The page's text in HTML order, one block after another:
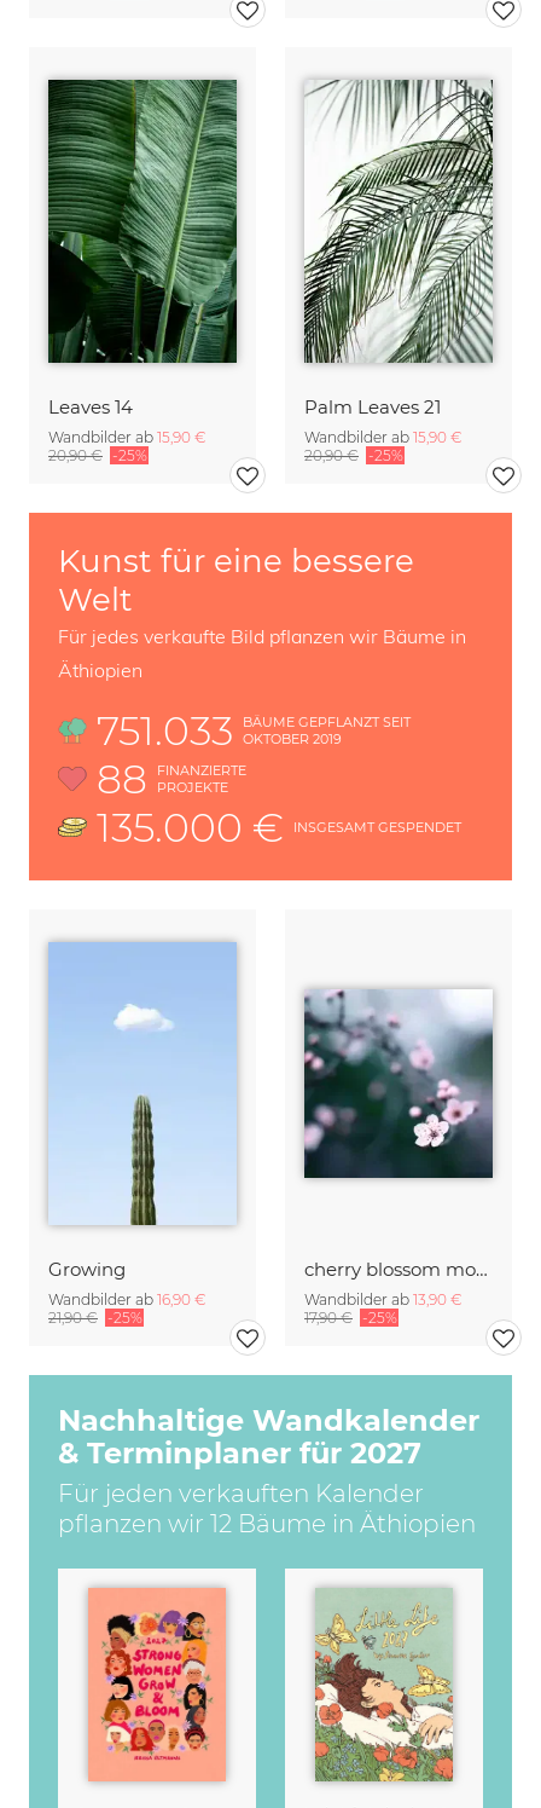
Leaves 14
Wandbilder ab 15,90 €
20,90 € -25%
Palm Leaves 21
Wandbilder ab 15,90 €
20,90 € -25%
Growing
Wandbilder ab 16,90 €
21,90 € -25%
cherry blossom moments II
Wandbilder ab 13,90 €
17,90 € -25%
Nachhaltige Wandkalender
& Terminplaner für 2027
Für jeden verkauften Kalender
pflanzen wir 12 Bäume in Äthiopien
Kunst für eine bessere
Welt
Für jedes verkaufte Bild pflanzen wir Bäume in
Äthiopien
751.033
BÄUME GEPFLANZT SEIT
OKTOBER 2019
88
FINANZIERTE
PROJEKTE
135.000 € INSGESAMT GESPENDET